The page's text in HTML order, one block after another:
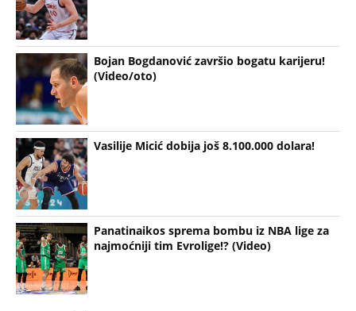
Bojan Bogdanović završio bogatu karijeru!
(Video/oto)
Vasilije Micić dobija još 8.100.000 dolara!
Panatinaikos sprema bombu iz NBA lige za
najmoćniji tim Evrolige!? (Video)